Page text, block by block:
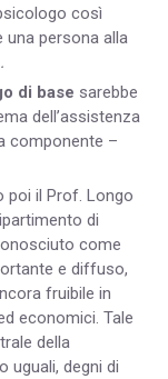
così
una persona alla
.
di base sarebbe
dell’assistenza
componente –
poi il Prof. Longo
di
come
e diffuso,
fruibile in
economici. Tale
della
uguali, degni di